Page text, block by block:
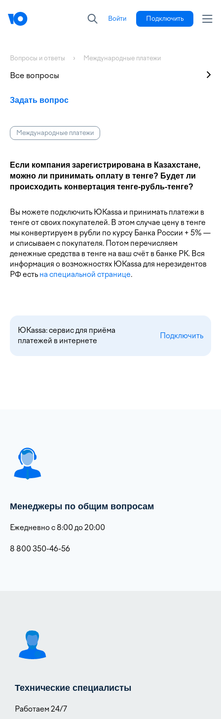
Войти Подключить
Вопросы и ответы Международные платежи
Международные платежи
Если компания зарегистрирована в Казахстане,
можно ли принимать оплату в тенге? Будет ли
происходить конвертация тенге-рубль-тенге?
Вы можете подключить ЮKassa и принимать платежи в
тенге от своих покупателей. В этом случае цену в тенге
мы конвертируем в рубли по курсу Банка России + 5% —
и списываем с покупателя. Потом перечисляем
денежные средства в тенге на ваш счёт в банке РК. Вся
информация о возможностях ЮKassa для нерезидентов
РФ есть на специальной странице.
ЮKassa: сервис для приёма
платежей в интернете
Подключить
Задать вопрос
Все вопросы
Менеджеры по общим вопросам
Ежедневно с 8:00 до 20:00
8 800 350-46-56
Технические специалисты
Работаем 24/7